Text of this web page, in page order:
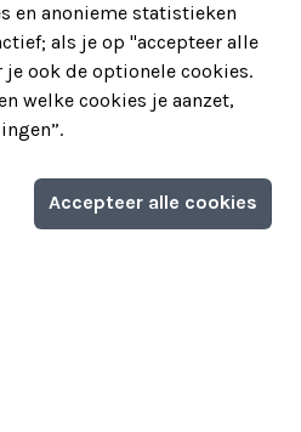
teamuitstapje!
en anonieme statistieken
als je op "accepteer alle
ook de optionele cookies.
welke cookies je aanzet,
Accepteer alle cookies